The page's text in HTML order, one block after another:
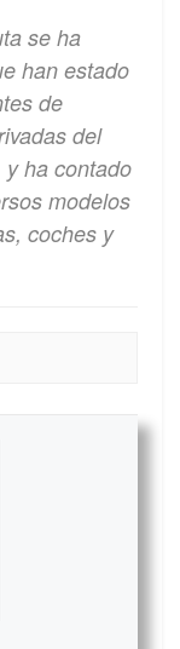
se ha
han estado
de
del
ha contado
modelos
coches y